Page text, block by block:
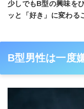
少しでもB型の興味を
ッと「好き」に変わる
B型男性は一度